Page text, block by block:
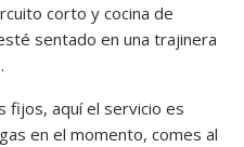
corto y cocina de
sentado en una trajinera
fijos, aquí el servicio es
en el momento, comes al